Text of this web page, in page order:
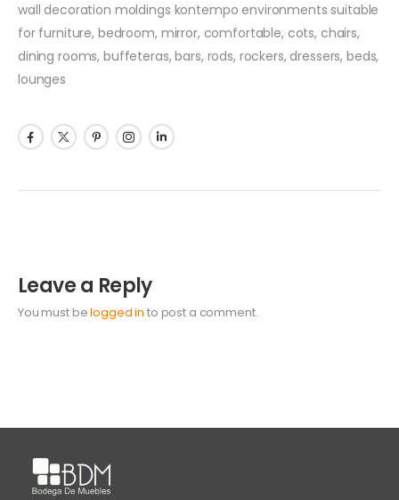
wall decoration moldings kontempo environments suitable
for furniture, bedroom, mirror, comfortable, cots, chairs,
dining rooms, buffeteras, bars, rods, rockers, dressers, beds,
lounges
Leave a Reply
You must belogged in to post a comment.